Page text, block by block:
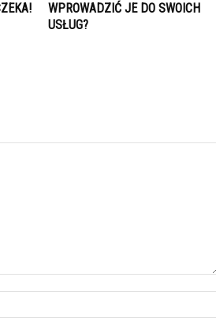
WPROWADZIĆ JE DO SWOICH
USŁUG?